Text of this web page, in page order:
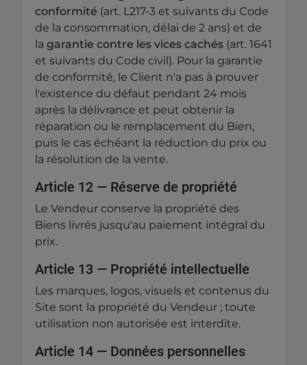
conformité (art. L217-3 et suivants du Code
de la consommation, délai de 2 ans) et de
la garantie contre les vices cachés (art. 1641
et suivants du Code civil). Pour la garantie
de conformité, le Client n'a pas à prouver
l'existence du défaut pendant 24 mois
après la délivrance et peut obtenir la
réparation ou le remplacement du Bien,
puis le cas échéant la réduction du prix ou
la résolution de la vente.
Article 12 — Réserve de propriété
Le Vendeur conserve la propriété des
Biens livrés jusqu'au paiement intégral du
prix.
Article 13 — Propriété intellectuelle
Les marques, logos, visuels et contenus du
Site sont la propriété du Vendeur ; toute
utilisation non autorisée est interdite.
Article 14 — Données personnelles